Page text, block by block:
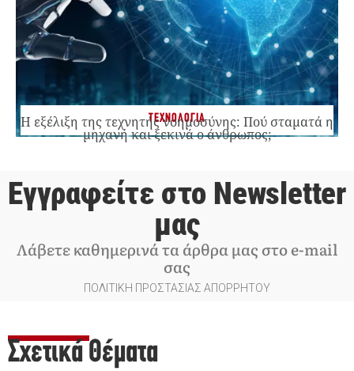
ΤΕΧΝΟΛΟΓΙΑ
Η εξέλιξη της τεχνητής νοημοσύνης: Πού σταματά η
μηχανή και ξεκινά ο άνθρωπος;
Εγγραφείτε στο Newsletter
μας
Λάβετε καθημερινά τα άρθρα μας στο e-mail
σας
ΠΟΛΙΤΙΚΗ ΠΡΟΣΤΑΣΙΑΣ ΑΠΟΡΡΗΤΟΥ
Σχετικά Θέματα